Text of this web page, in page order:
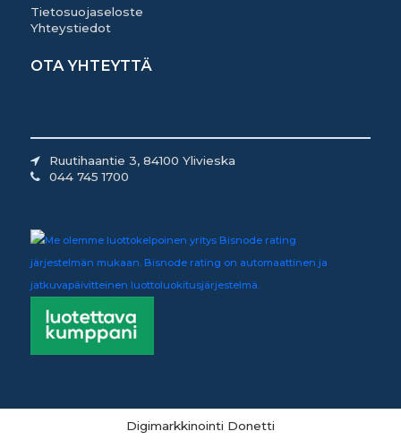
Tietosuojaseloste
Yhteystiedot
OTA YHTEYTTÄ
Ruutihaantie 3, 84100 Ylivieska
044 745 1700
Digimarkkinointi Donetti